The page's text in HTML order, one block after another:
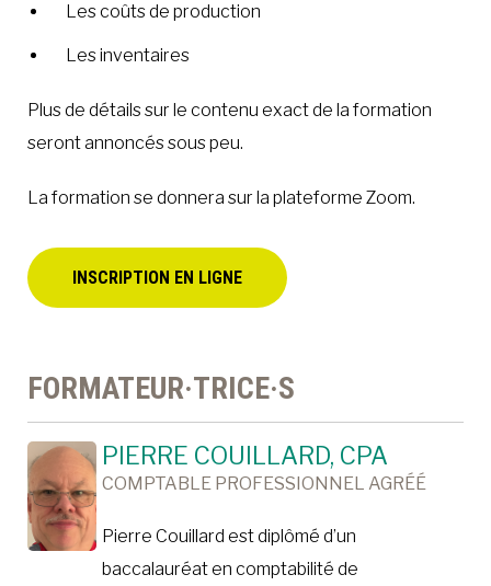
Les coûts de production
Les inventaires
Plus de détails sur le contenu exact de la formation
seront annoncés sous peu.
La formation se donnera sur la plateforme Zoom.
INSCRIPTION EN LIGNE
FORMATEUR·TRICE·S
PIERRE COUILLARD, CPA
COMPTABLE PROFESSIONNEL AGRÉÉ
Pierre Couillard est diplômé d’un
baccalauréat en comptabilité de